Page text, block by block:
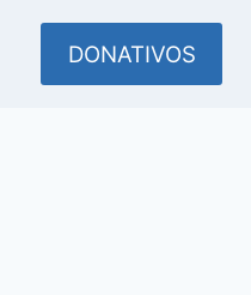
DONATIVOS